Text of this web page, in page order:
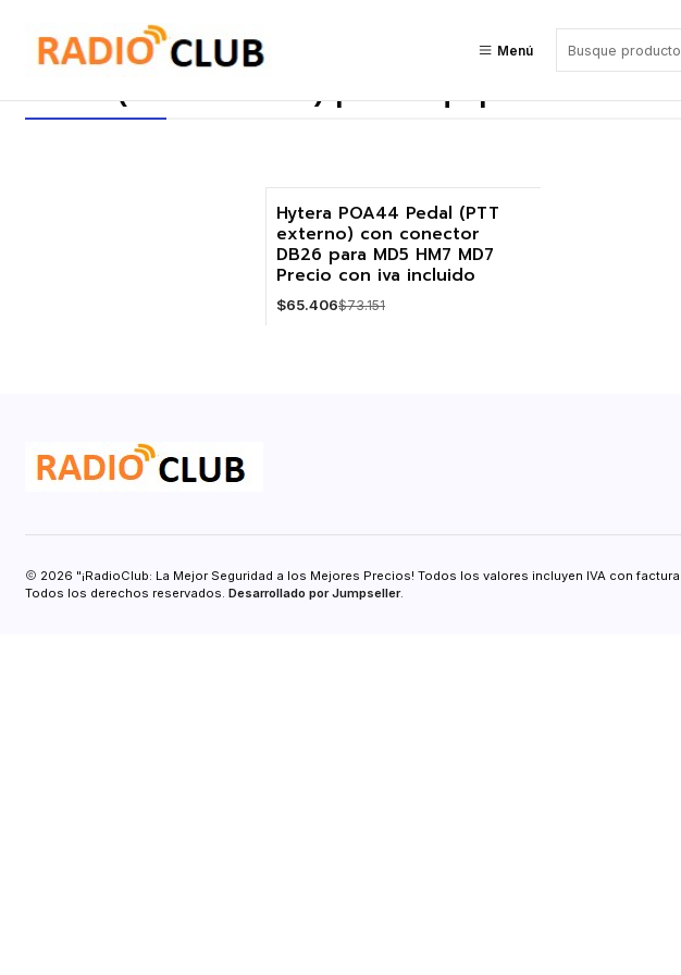
Menú
Pedal (PTT externo) para equipos móviles Hytera
Pedal (PTT externo) para equipos móviles
-11%
Agotado
Hytera POA44 Pedal (PTT
externo) con conector
DB26 para MD5 HM7 MD7
Precio con iva incluido
$65.406$73.151
2026 "¡RadioClub: La Mejor Seguridad a los Mejores Precios! Todos los valores incluyen IVA con
Todos los derechos reservados. Desarrollado por Jumpseller.